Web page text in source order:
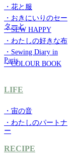
・花と服
・おきにいりのセー
ターと
・SEW HAPPY
・わたしの好きな布
・Sewing Diary in
Paris
・COLOUR BOOK
LIFE
・宙の音
・わたしのパートナ
ー
RECIPE